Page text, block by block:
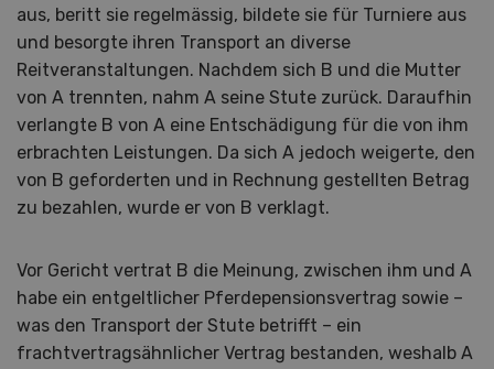
aus, beritt sie regelmässig, bildete sie für Turniere aus
und besorgte ihren Transport an diverse
Reitveranstaltungen. Nachdem sich B und die Mutter
von A trennten, nahm A seine Stute zurück. Daraufhin
verlangte B von A eine Entschädigung für die von ihm
erbrachten Leistungen. Da sich A jedoch weigerte, den
von B geforderten und in Rechnung gestellten Betrag
zu bezahlen, wurde er von B verklagt.
Vor Gericht vertrat B die Meinung, zwischen ihm und A
habe ein entgeltlicher Pferdepensionsvertrag sowie –
was den Transport der Stute betrifft – ein
frachtvertragsähnlicher Vertrag bestanden, weshalb A